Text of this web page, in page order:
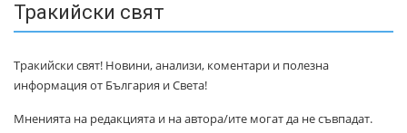
Тракийски свят
Тракийски свят! Новини, анализи, коментари и полезна
информация от България и Света!
Мненията на редакцията и на автора/ите могат да не съвпадат.